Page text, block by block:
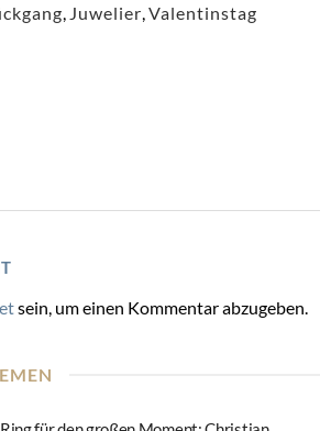
Juwelier Valentinstag
sein, um einen Kommentar abzugeben.